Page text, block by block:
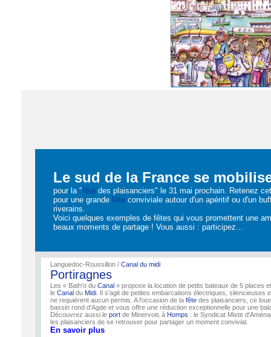
Le sud de la France se
pour la "fête des plaisanciers" le 31 mai prochain. Retenez
pour une grande fête conviviale autour d'un apéritif ou d'un
riverains.
Voici quelques exemples de fêtes qui vous promettent une
beaux moments de partage ! Vous aussi : participez...
Languedoc-Roussillon / Canal du midi
Portiragnes
Les « Bath'o du Canal » propose la location de petits bateaux de 5 places
le Canal du Midi . Il s'agit de petites embarcations électriques, silencieuses
ne requièrent aucun permis. A l'occasion de la fête des plaisanciers, ce
bassin rond d'Agde et vous offre une réduction exceptionnelle pour une
Découvrez aussi le port de Minervois à Homps : le Syndicat Mixte
les plaisanciers de se retrouver pour partager un moment convivial.
En savoir plus